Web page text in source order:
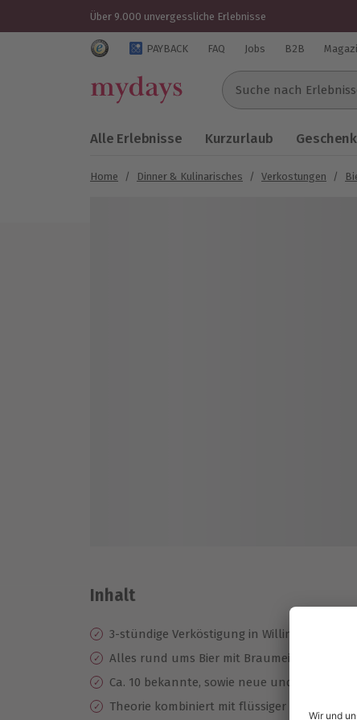
Über 9.000 unvergessliche Erlebnisse
Trustedshops Bewertungen für mydays.de
PAYBACK FAQ Jobs B2B
Suche nach
Alle Erlebnisse Kurzurlaub
Home / Dinner & Kulinarisches / Verkostungen /
Inhalt
3-stündige Verköstigung in Willingen
Alles rund ums Bier mit Braumeister Franz
Ca. 10 bekannte, sowie neue und exotische
Theorie kombiniert mit flüssiger Praxis &